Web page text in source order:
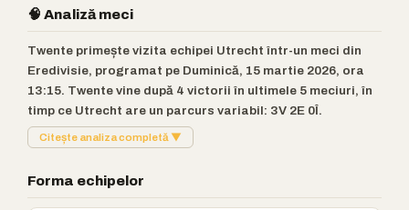
🧠 Analiză meci
Twente primește vizita echipei Utrecht într-un meci din
Eredivisie, programat pe Duminică, 15 martie 2026, ora
13:15. Twente vine după 4 victorii în ultimele 5 meciuri, în
timp ce Utrecht are un parcurs variabil: 3V 2E 0Î.
Citește analiza completă ▼
Forma echipelor